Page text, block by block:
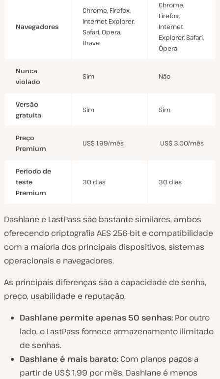
Navegadores
Chrome, Firefox,
Internet Explorer,
Safari, Opera,
Brave
Chrome,
Firefox,
Internet
Explorer, Safari,
Ópera
Nunca
violado
Sim Não
Versão
gratuita
Sim Sim
Preço
Premium
US$ 1.99/mês US$ 3.00/mês
Período de
teste
Premium
30 dias 30 dias
Dashlane e LastPass são bastante similares, ambos
oferecendo criptografia AES 256-bit e compatibilidade
com a maioria dos principais dispositivos, sistemas
operacionais e navegadores.
As principais diferenças são a capacidade de senha,
preço, usabilidade e reputação.
Dashlane permite apenas 50 senhas: Por outro
lado, o LastPass fornece armazenamento ilimitado
de senhas.
Dashlane é mais barato: Com planos pagos a
partir de US$ 1,99 por mês, Dashlane é menos